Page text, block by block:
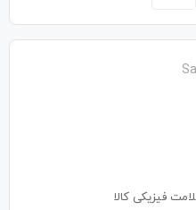
فیزیکی کالا